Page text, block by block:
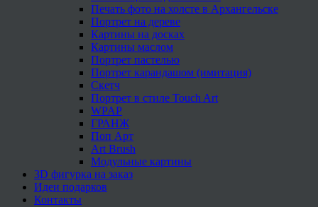
Печать фото на холсте в Архангельске
Портрет на дереве
Картины на досках
Картины маслом
Портрет пастелью
Портрет карандашом (имитация)
Скетч
Портрет в стиле Touch Art
WPAP
ГРАНЖ
Поп Арт
Art Brush
Модульные картины
3D фигурка на заказ
Идеи подарков
Контакты